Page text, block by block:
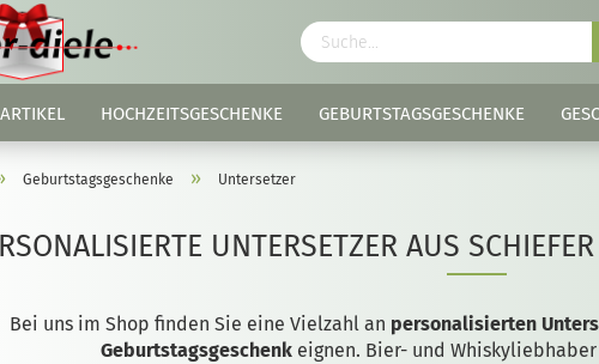
HOCHZEITSGESCHENKE GEBURTSTAGSGESCHENKE
Geburtstagsgeschenke » Untersetzer
UNTERSETZER AUS
Bei uns im Shop finden Sie eine Vielzahl an personalisierten
Geburtstagsgeschenkeignen. Bier- und